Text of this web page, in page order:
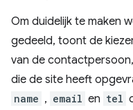
Om duidelijk te maken
gedeeld, toont de
van de
die de site heeft
name , email en tel